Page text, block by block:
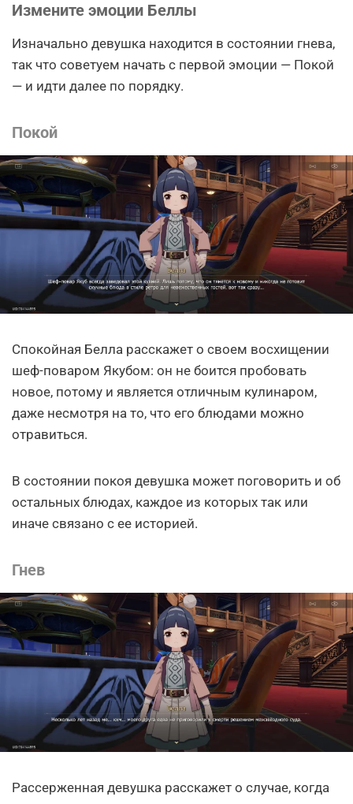
Измените эмоции Беллы
Изначально девушка находится в состоянии гнева,
так что советуем начать с первой эмоции — Покой
— и идти далее по порядку.
Покой
Спокойная Белла расскажет о своем восхищении
шеф-поваром Якубом: он не боится пробовать
новое, потому и является отличным кулинаром,
даже несмотря на то, что его блюдами можно
отравиться.
В состоянии покоя девушка может поговорить и об
остальных блюдах, каждое из которых так или
иначе связано с ее историей.
Гнев
Рассерженная девушка расскажет о случае, когда